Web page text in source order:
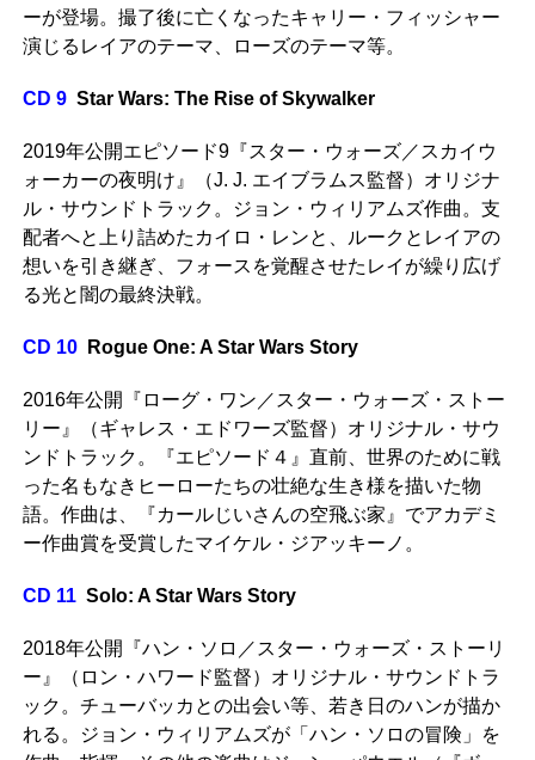
ーが登場。撮了後に亡くなったキャリー・フィッシャー
演じるレイアのテーマ、ローズのテーマ等。
CD 9Star Wars: The Rise of Skywalker
2019年公開エピソード9『スター・ウォーズ／スカイウ
ォーカーの夜明け』（J. J. エイブラムス監督）オリジナ
ル・サウンドトラック。ジョン・ウィリアムズ作曲。支
配者へと上り詰めたカイロ・レンと、ルークとレイアの
想いを引き継ぎ、フォースを覚醒させたレイが繰り広げ
る光と闇の最終決戦。
CD 10Rogue One: A Star Wars Story
2016年公開『ローグ・ワン／スター・ウォーズ・ストー
リー』（ギャレス・エドワーズ監督）オリジナル・サウ
ンドトラック。『エピソード４』直前、世界のために戦
った名もなきヒーローたちの壮絶な生き様を描いた物
語。作曲は、『カールじいさんの空飛ぶ家』でアカデミ
ー作曲賞を受賞したマイケル・ジアッキーノ。
CD 11Solo: A Star Wars Story
2018年公開『ハン・ソロ／スター・ウォーズ・ストーリ
ー』（ロン・ハワード監督）オリジナル・サウンドトラ
ック。チューバッカとの出会い等、若き日のハンが描か
れる。ジョン・ウィリアムズが「ハン・ソロの冒険」を